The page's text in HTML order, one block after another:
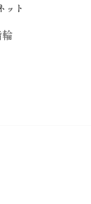
ット
輪
トーン・レアス